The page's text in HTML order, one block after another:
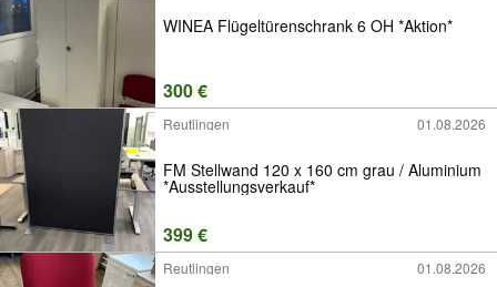
WINEA Flügeltürenschrank 6 OH *Aktion*
300 €
Reutlingen 01.08.2026
FM Stellwand 120 x 160 cm grau / Aluminium
*Ausstellungsverkauf*
399 €
Reutlingen 01.08.2026